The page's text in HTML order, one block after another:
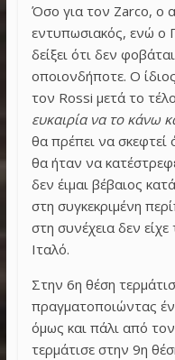
Όσο για τον Zarco, ο
εντυπωσιακός, ενώ ο
δείξει ότι δεν
οποιονδήποτε. Ο
τον Rossi μετά το
ευκαιρία να το κάνω
θα πρέπει να σκεφτεί
θα ήταν να
δεν έιμαι βέβαιος
στη συγκεκριμένη
στη συνέχεια δεν
Ιταλό.
Στην 6η θέση
πραγματοποιώντας
όμως και πάλι από
τερμάτισε στην 9η